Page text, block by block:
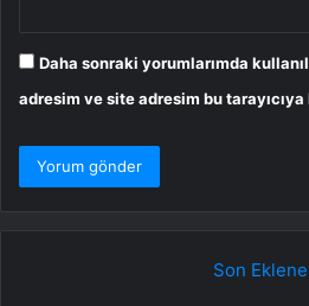
Daha sonraki yorumlarımda
adresim ve site adresim bu
Son